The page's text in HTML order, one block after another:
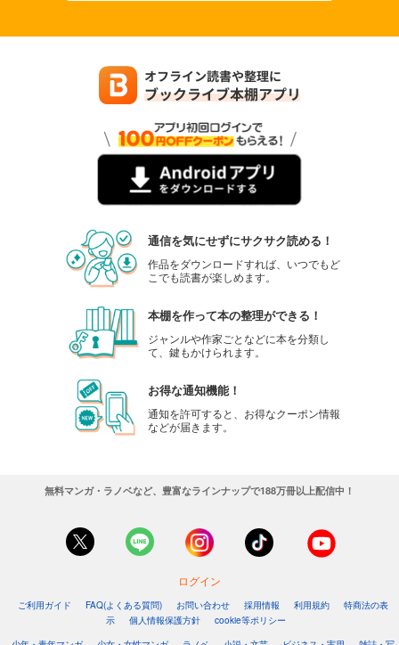
通信を気にせずにサクサク読める！
作品をダウンロードすれば、いつでもど
こでも読書が楽しめます。
本棚を作って本の整理ができる！
ジャンルや作家ごとなどに本を分類し
て、鍵もかけられます。
お得な通知機能！
通知を許可すると、お得なクーポン情報
などが届きます。
無料マンガ・ラノベなど、豊富なラインナップで188万冊以上配信中！
ログイン
ご利用ガイド FAQ(よくある質問) お問い合わせ 採用情報 利用規約
特商法の表
示
個人情報保護方針
cookie等ポリシー